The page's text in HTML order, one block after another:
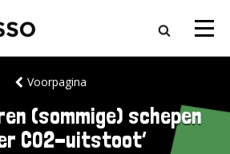
Voorpagina
(sommige) schepen
CO2-uitstoot’